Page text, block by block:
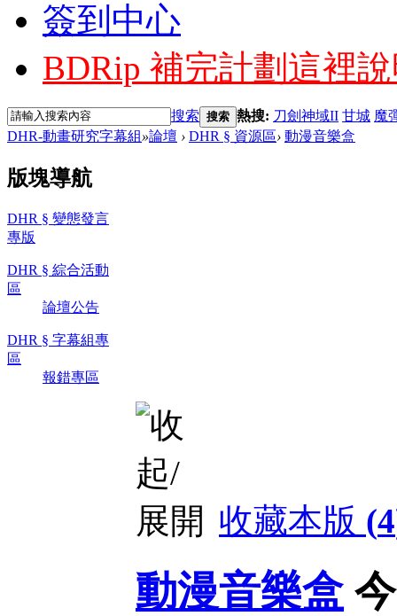
簽到中心
BDRip 補完計劃 這裡
搜索 搜索 熱搜: 刀劍神域II 甘城 魔
DHR-動畫研究字幕組»論壇 › DHR § 資源區› 動漫音樂盒
版塊導航
DHR § 變態發言
專版
DHR § 綜合活動
區
論壇公告
DHR § 字幕組專
區
報錯專區
收藏本版 (4
動漫音樂盒